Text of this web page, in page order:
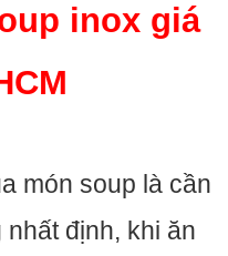
inox giá
món soup là cần
định, khi ăn